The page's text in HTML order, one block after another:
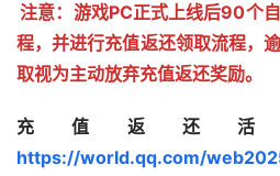
注意：游戏PC正式上线后90个
程，并进行充值返还领取流程，
取视为主动放弃充值返还奖励。
充值返还活
https://world.qq.com/